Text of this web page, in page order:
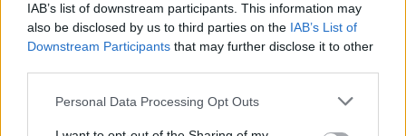
IAB’s list of downstream participants. This information may
also be disclosed by us to third parties on the IAB’s List of
Downstream Participants that may further disclose it to other
Personal Data Processing Opt Outs
Commenti